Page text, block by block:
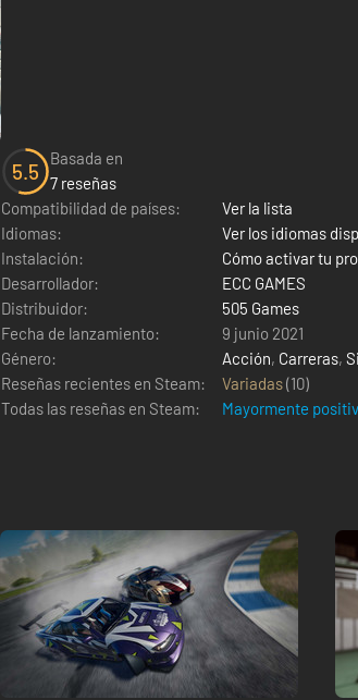
5.5
Basada en
7 reseñas
Compatibilidad de países:
Ver la lista
Idiomas:
Ver los idiomas
Instalación:
Cómo activar tu
Desarrollador:
ECC GAMES
Distribuidor:
505 Games
Fecha de lanzamiento:
9 junio 2021
Género:
Acción, Carreras,
Reseñas recientes en Steam:
Variadas(10)
Todas las reseñas en Steam:
Mayormente